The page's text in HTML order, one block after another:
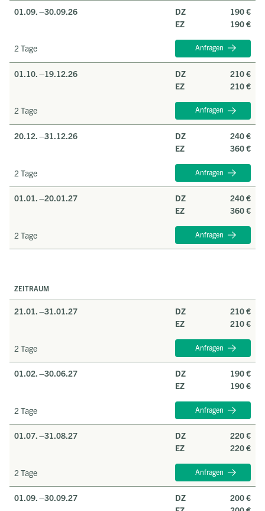
01.09. –30.09.26 DZ
190 €
EZ
190 €
2 Tage Anfragen
01.10. –19.12.26 DZ
210 €
EZ
210 €
2 Tage Anfragen
20.12. –31.12.26 DZ
240 €
EZ
360 €
2 Tage Anfragen
01.01. –20.01.27 DZ
240 €
EZ
360 €
2 Tage Anfragen
ZEITRAUM
21.01. –31.01.27 DZ
210 €
EZ
210 €
2 Tage Anfragen
01.02. –30.06.27 DZ
190 €
EZ
190 €
2 Tage Anfragen
01.07. –31.08.27 DZ
220 €
EZ
220 €
2 Tage Anfragen
01.09. –30.09.27 DZ
200 €